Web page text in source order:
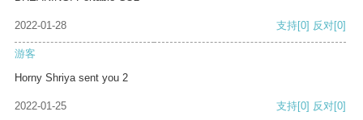
2022-01-28 支持[0] 反对[0]
游客
Horny Shriya sent you 2
2022-01-25 支持[0] 反对[0]